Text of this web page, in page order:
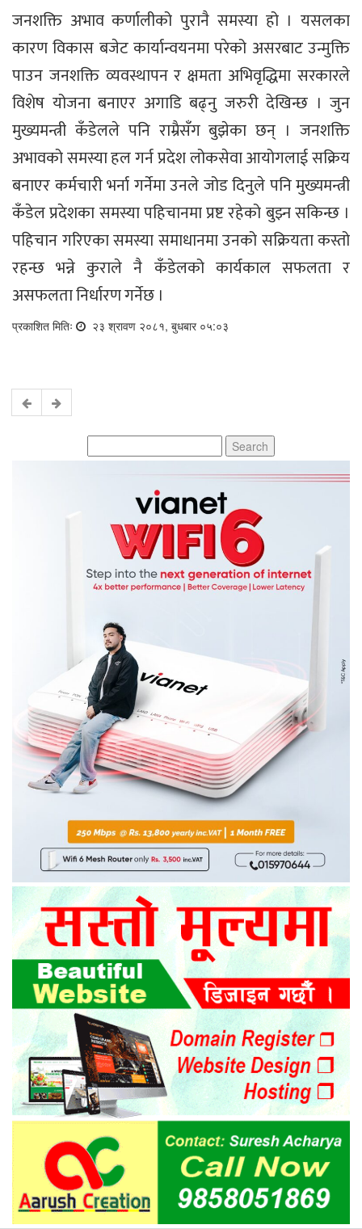
जनशक्ति अभाव कर्णालीको पुरानै समस्या हो । यसलका
कारण विकास बजेट कार्यान्वयनमा परेको असरबाट उन्मुक्ति
पाउन जनशक्ति व्यवस्थापन र क्षमता अभिवृद्धिमा सरकारले
विशेष योजना बनाएर अगाडि बढ्नु जरुरी देखिन्छ । जुन
मुख्यमन्त्री कँडेलले पनि राम्रैसँग बुझेका छन् । जनशक्ति
अभावको समस्या हल गर्न प्रदेश लोकसेवा आयोगलाई सक्रिय
बनाएर कर्मचारी भर्ना गर्नेमा उनले जोड दिनुले पनि मुख्यमन्त्री
कँडेल प्रदेशका समस्या पहिचानमा प्रष्ट रहेको बुझ्न सकिन्छ ।
पहिचान गरिएका समस्या समाधानमा उनको सक्रियता कस्तो
रहन्छ भन्ने कुराले नै कँडेलको कार्यकाल सफलता र
असफलता निर्धारण गर्नेछ ।
प्रकाशित मितिः २३ श्रावण २०८१, बुधबार ०५:०३
for: